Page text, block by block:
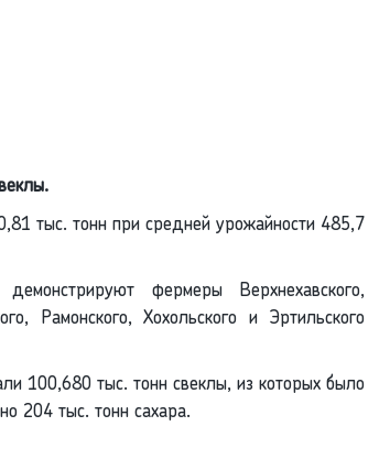
тыс. тонн при средней урожайности 485,7
фермеры Верхнехавского,
Рамонского, Хохольского и Эртильского
100,680 тыс. тонн свеклы, из которых было
204 тыс. тонн сахара.